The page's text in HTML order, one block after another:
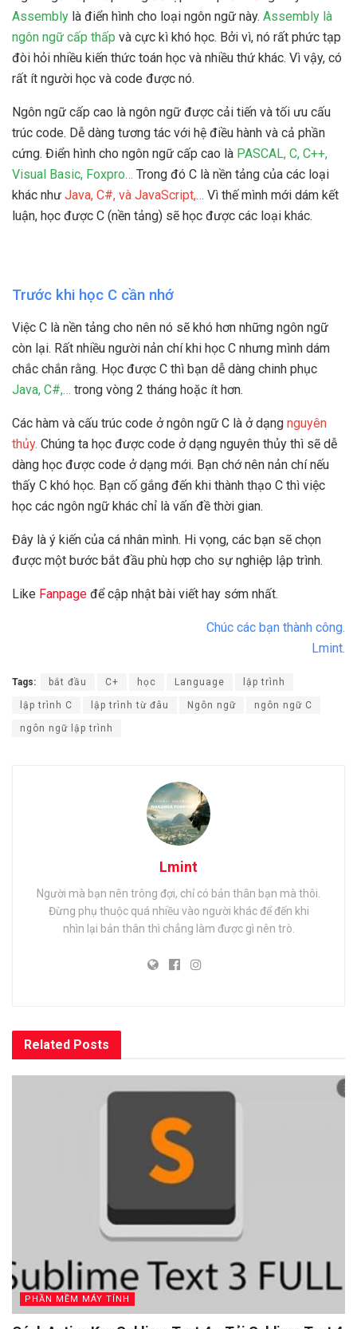
Assembly là điển hình cho loại ngôn ngữ này. Assembly là
ngôn ngữ cấp thấp và cực kì khó học. Bởi vì, nó rất phức tạp
đòi hỏi nhiều kiến thức toán học và nhiều thứ khác. Vì vậy, có
rất ít người học và code được nó.
Ngôn ngữ cấp cao là ngôn ngữ được cải tiến và tối ưu cấu
trúc code. Dễ dàng tương tác với hệ điều hành và cả phần
cứng. Điển hình cho ngôn ngữ cấp cao là PASCAL, C, C++,
Visual Basic, Foxpro… Trong đó C là nền tảng của các loại
khác như Java, C#, và JavaScript,… Vì thế mình mới dám kết
luận, học được C (nền tảng) sẽ học được các loại khác.
Trước khi học C cần nhớ
Việc C là nền tảng cho nên nó sẽ khó hơn những ngôn ngữ
còn lại. Rất nhiều người nản chí khi học C nhưng mình dám
chắc chắn rằng. Học được C thì bạn dễ dàng chinh phục
Java, C#,… trong vòng 2 tháng hoặc ít hơn.
Các hàm và cấu trúc code ở ngôn ngữ C là ở dạng nguyên
thủy. Chúng ta học được code ở dạng nguyên thủy thì sẽ dễ
dàng học được code ở dạng mới. Bạn chớ nên nản chí nếu
thấy C khó học. Bạn cố gắng đến khi thành thạo C thì việc
học các ngôn ngữ khác chỉ là vấn đề thời gian.
Đây là ý kiến của cá nhân mình. Hi vọng, các bạn sẽ chọn
được một bước bắt đầu phù hợp cho sự nghiệp lập trình.
Like Fanpage để cập nhật bài viết hay sớm nhất.
Chúc các bạn thành công.
Lmint.
Tags: bắt đầu C+ học Language lập trình
lập trình C lập trình từ đâu Ngôn ngữ ngôn ngữ C
ngôn ngữ lập trình
Lmint
Người mà bạn nên trông đợi, chỉ có bản thân bạn mà thôi.
Đừng phụ thuộc quá nhiều vào người khác để đến khi
nhìn lại bản thân thì chẳng làm được gì nên trò.
Related Posts
PHẦN MỀM MÁY TÍNH